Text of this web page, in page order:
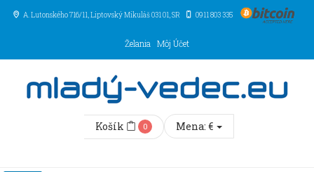
A. Lutonského 716/11, Liptovský Mikuláš031 01,SR 0911 803 335
Želania Môj Účet
Košík 0 Mena: €